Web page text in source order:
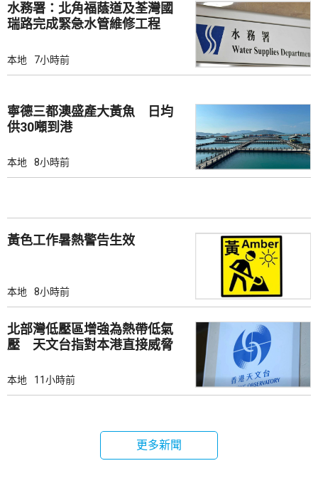
水務署：北角福蔭道及荃灣國
瑞路完成緊急水管維修工程
本地 7小時前
寧德三都澳盛產大黃魚 日均
供30噸到港
本地 8小時前
黃色工作暑熱警告生效
本地 8小時前
北部灣低壓區增強為熱帶低氣
壓 天文台指對本港直接威脅
本地 11小時前
更多新聞